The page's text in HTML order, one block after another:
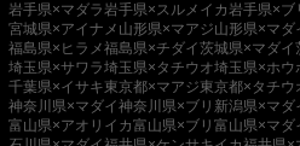
岩手県×マダラ岩手県×スルメイカ岩手県×ブ
宮城県×アイナメ 山形県×マアジ山形県×マダ
福島県×ヒラメ福島県×チダイ茨城県×マダイ
埼玉県×サワラ埼玉県×タチウオ埼玉県×ホウ
千葉県×イサキ東京都×マアジ東京都×タチウ
神奈川県×マダイ神奈川県×ブリ 新潟県×マダ
富山県×アオリイカ富山県×ブリ 富山県×マダ